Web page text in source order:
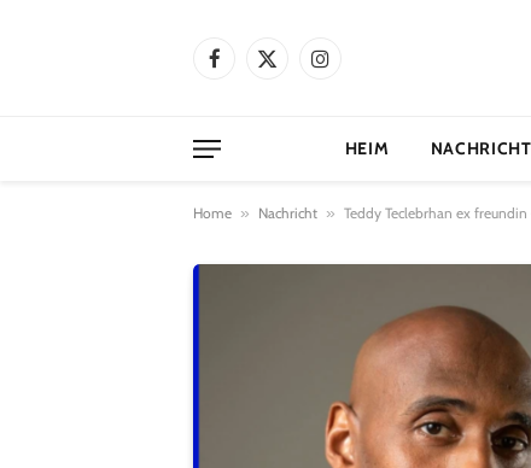
Facebook
X
Instagram
HEIM NACHRICHT
Home » Nachricht » Teddy Teclebrhan ex